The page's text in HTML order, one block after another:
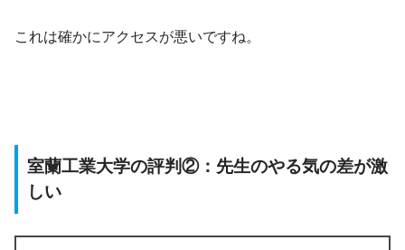
これは確かにアクセスが悪いですね。
室蘭工業大学の評判②：先生のやる気の差が激
しい